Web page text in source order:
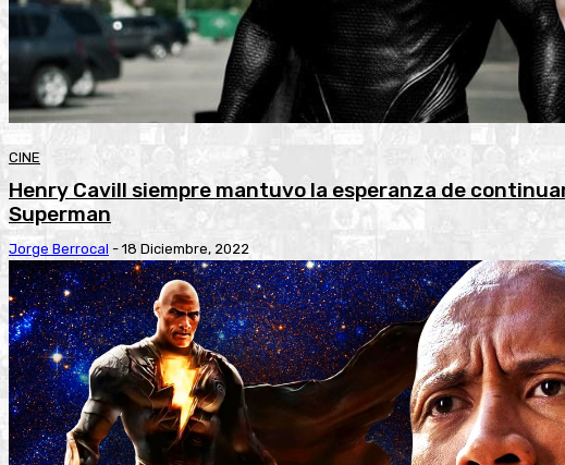
CINE
Henry Cavill siempre mantuvo la esperanza de
Superman
Jorge Berrocal - 18 Diciembre, 2022